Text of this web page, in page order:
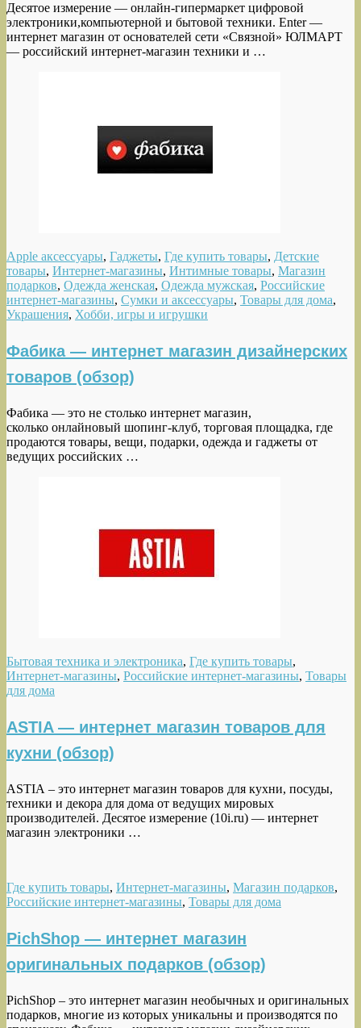
Десятое измерение — онлайн-гипермаркет цифровой
электроники,компьютерной и бытовой техники. Enter —
интернет магазин от основателей сети «Связной» ЮЛМАРТ
— российский интернет-магазин техники и …
Apple аксессуары, Гаджеты, Где купить товары, Детские
товары, Интернет-магазины, Интимные товары, Магазин
подарков, Одежда женская, Одежда мужская, Российские
интернет-магазины, Сумки и аксессуары, Товары для дома,
Украшения, Хобби, игры и игрушки
Фабика — интернет магазин дизайнерских
товаров (обзор)
Фабика — это не столько интернет магазин,
сколько онлайновый шопинг-клуб, торговая площадка, где
продаются товары, вещи, подарки, одежда и гаджеты от
ведущих российских …
Бытовая техника и электроника, Где купить товары,
Интернет-магазины, Российские интернет-магазины, Товары
для дома
ASTIA — интернет магазин товаров для
кухни (обзор)
ASTIA – это интернет магазин товаров для кухни, посуды,
техники и декора для дома от ведущих мировых
производителей. Десятое измерение (10i.ru) — интернет
магазин электроники …
Где купить товары, Интернет-магазины, Магазин подарков,
Российские интернет-магазины, Товары для дома
PichShop — интернет магазин
оригинальных подарков (обзор)
PichShop – это интернет магазин необычных и оригинальных
подарков, многие из которых уникальны и производятся по